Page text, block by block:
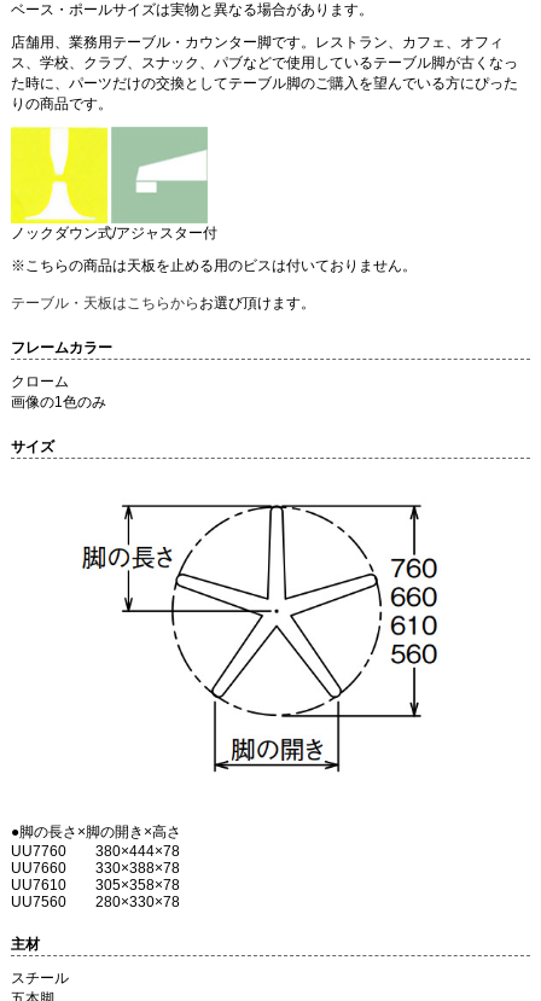
ベース・ポールサイズは実物と異なる場合があります。
店舗用、業務用テーブル・カウンター脚です。レストラン、カフェ、オフィ
ス、学校、クラブ、スナック、パブなどで使用しているテーブル脚が古くなっ
た時に、パーツだけの交換としてテーブル脚のご購入を望んでいる方にぴった
りの商品です。
ノックダウン式/アジャスター付
※こちらの商品は天板を止める用のビスは付いておりません。
テーブル・天板はこちらから お選び頂けます。
フレームカラー
クローム
画像の1色のみ
サイズ
●脚の長さ×脚の開き×高さ
UU7760 380×444×78
UU7660 330×388×78
UU7610 305×358×78
UU7560 280×330×78
主材
スチール